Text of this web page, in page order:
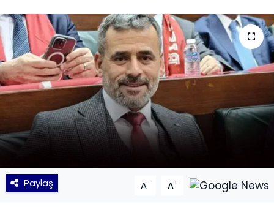
Paylaş A- A+
MAGAZİN
POLİTİKA
SAĞLIK
Siyaset
TEKNOLOJİ